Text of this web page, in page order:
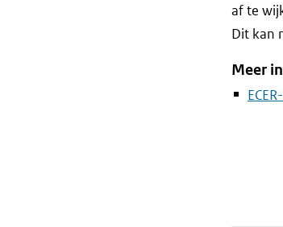
af te
Dit kan
Meer